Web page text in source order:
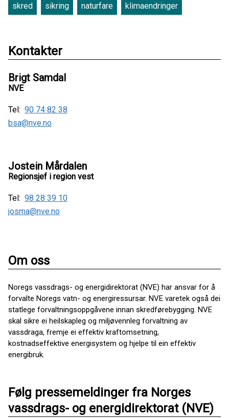
skred sikring naturfare klimaendringer
Kontakter
Brigt Samdal
NVE
Tel: 90 74 82 38
bsa@nve.no
Jostein Mårdalen
Regionsjef i region vest
Tel: 98 28 39 10
josma@nve.no
Om oss
Noregs vassdrags- og energidirektorat (NVE) har ansvar for å
forvalte Noregs vatn- og energiressursar. NVE varetek også dei
statlege forvaltningsoppgåvene innan skredførebygging. NVE
skal sikre ei heilskapleg og miljøvennleg forvaltning av
vassdraga, fremje ei effektiv kraftomsetning,
kostnadseffektive energisystem og hjelpe til ein effektiv
energibruk.
Følg pressemeldinger fra Norges
vassdrags- og energidirektorat (NVE)